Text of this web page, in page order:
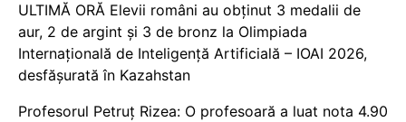
ULTIMĂ ORĂ Elevii români au obținut 3 medalii de
aur, 2 de argint și 3 de bronz la Olimpiada
Internațională de Inteligență Artificială – IOAI 2026,
desfășurată în Kazahstan
Profesorul Petruț Rizea: O profesoară a luat nota 4.90